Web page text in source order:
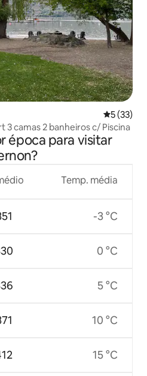
5 de uma
5 (33)
3 camas 2 banheiros c/ Piscina
época para visitar
Temp. média
-3 °C
0 °C
5 °C
10 °C
15 °C